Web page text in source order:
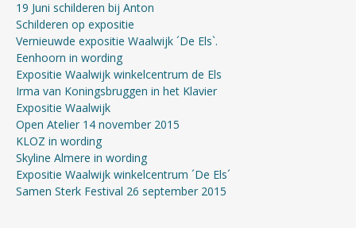
19 Juni schilderen bij Anton
Schilderen op expositie
Vernieuwde expositie Waalwijk ´De Els`.
Eenhoorn in wording
Expositie Waalwijk winkelcentrum de Els
Irma van Koningsbruggen in het Klavier
Expositie Waalwijk
Open Atelier 14 november 2015
KLOZ in wording
Skyline Almere in wording
Expositie Waalwijk winkelcentrum ´De Els´
Samen Sterk Festival 26 september 2015